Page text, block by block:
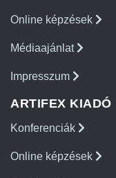
Online képzések
Médiaajánlat
Impresszum
ARTIFEX KIADÓ
Konferenciák
Online képzések